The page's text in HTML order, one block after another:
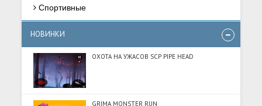
Спортивные
НОВИНКИ
ОХОТА НА УЖАСОВ SCP PIPE HEAD
GRIMA MONSTER RUN